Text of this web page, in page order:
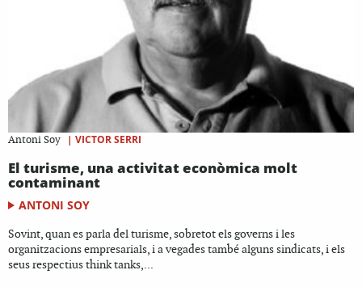
Antoni Soy | VICTOR SERRI
El turisme, una activitat econòmica molt
contaminant
ANTONI SOY
Sovint, quan es parla del turisme, sobretot els governs i les
organitzacions empresarials, i a vegades també alguns sindicats, i els
seus respectius think tanks,...